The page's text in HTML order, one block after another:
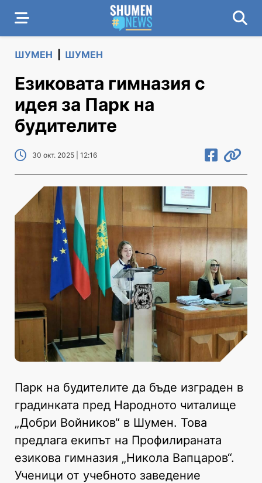
ШУМЕН ШУМЕН
Езиковата гимназия с
идея за Парк на
будителите
30 окт. 2025 | 12:16
Парк на будителите да бъде изграден в
градинката пред Народното читалище
„Добри Войников“ в Шумен. Това
предлага екипът на Профилираната
езикова гимназия „Никола Вапцаров“.
Ученици от учебното заведение